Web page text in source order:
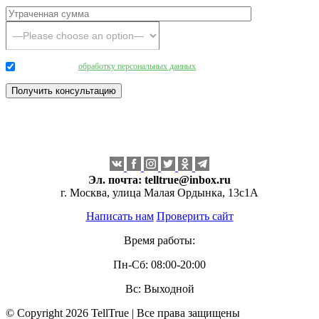
обработку персональных данных
Эл. почта: telltrue@inbox.ru
г. Москва, улица Малая Ордынка, 13с1А
Написать нам Проверить сайт
Время работы:
Пн-Сб: 08:00-20:00
Вс: Выходной
© Copyright 2026 TellTrue | Все права защищены